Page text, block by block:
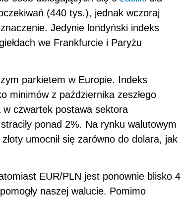
(440 tys.), jednak wczoraj
Jedynie londyński indeks
we Frankfurcie i Paryżu
parkietem w Europie. Indeks
minimów z października zeszłego
w czwartek postawa sektora
ponad 2%. Na rynku walutowym
umocnił się zarówno do dolara, jak
EUR/PLN jest ponownie blisko 4
naszej walucie. Pomimo